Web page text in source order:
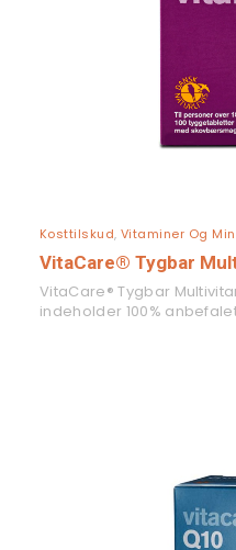
Kosttilskud, Vitaminer Og
VitaCare® Tygbar
VitaCare® Tygbar
indeholder 100%